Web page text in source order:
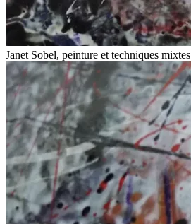
Janet Sobel, peinture et techniques mixtes